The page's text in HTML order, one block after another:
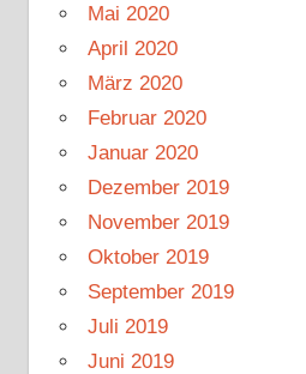
Mai 2020
April 2020
März 2020
Februar 2020
Januar 2020
Dezember 2019
November 2019
Oktober 2019
September 2019
Juli 2019
Juni 2019